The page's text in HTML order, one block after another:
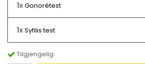
1xGonorétest
1xSyfilis test
Tilgjengelig